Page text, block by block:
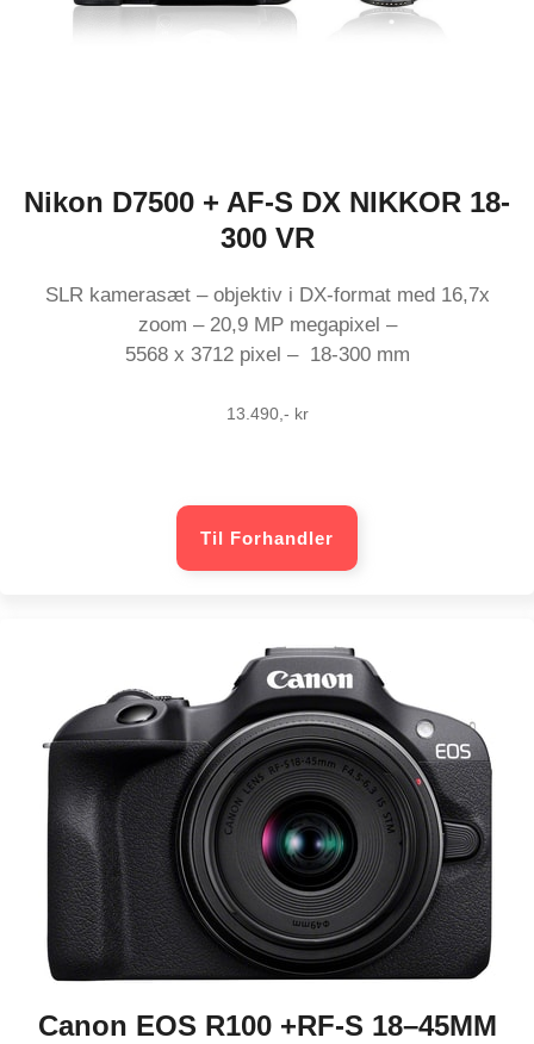
Nikon D7500 + AF-S DX NIKKOR 18-
300 VR
SLR kamerasæt – objektiv i DX-format med 16,7x
zoom – 20,9 MP megapixel –
5568 x 3712 pixel – 18-300 mm
13.490,- kr
Til Forhandler
Canon EOS R100 +RF-S 18–45MM